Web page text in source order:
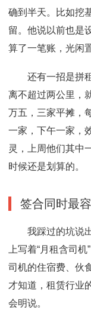
确到半天。比如挖
留。他说以前也是
算了一笔账，光闲
还有一招是拼
离不超过两公里，
万五，三家平摊，
一家，下午一家，
灵，上周他们其中
时候还是划算的。
签合同时最
我踩过的坑说
上写着“月租含司
司机的住宿费、伙
才知道，租赁行业
会明说。